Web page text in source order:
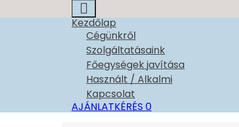

Kezdőlap
Cégünkről
Szolgáltatásaink
Főegységek javítása
Használt / Alkalmi
Kapcsolat
AJÁNLATKÉRÉS 0